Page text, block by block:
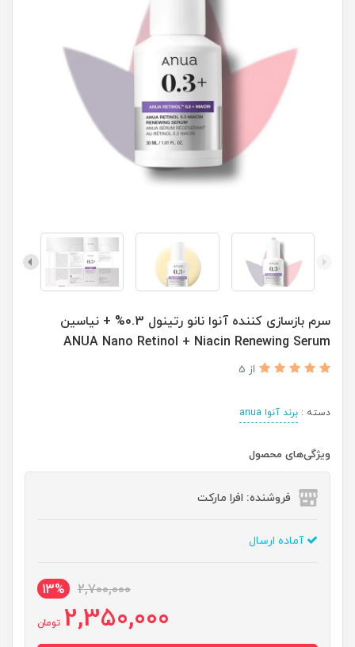
سرم بازسازی کننده آنوا نانو رتینول 0.3% + نیاسین
ANUA Nano Retinol + Niacin Renewing Serum
از 5
دسته : برند آنوا anua
ویژگی‌های محصول
فروشنده: افرا مارکت
آماده ارسال
2,700,000
13%
2,350,000 تومان